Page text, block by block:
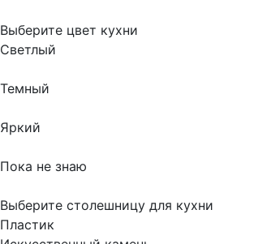
Выберите цвет кухни
Светлый
Темный
Яркий
Пока не знаю
Выберите столешницу для кухни
Пластик